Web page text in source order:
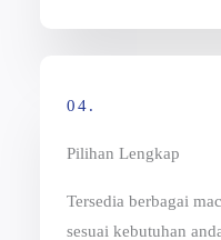
04.
Pilihan Lengkap
Tersedia berbagai
sesuai kebutuhan